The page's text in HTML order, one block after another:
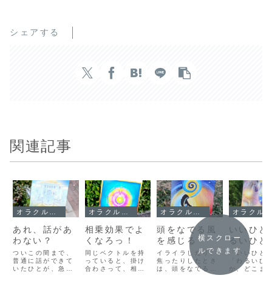
シェアする
関連記事
オラクルメッセージ
あれ、話があ
わない？
ついこの間まで、
普通に話ができて
いたひとが、急に
オラクルメッセージ
相乗効果でよ
くなろっ！
同じベクトルを持
っていると、掛け
合わさって、相乗
オラクルメッセージ
頭をなでる風
を感じる
イライラしたり、
焦ったりしたとき
は、頭をなでる風
を感じてみます。
いいひと
るいひと
「いいひと
「わるいひ
か、どこま
横スクロー
ルできます